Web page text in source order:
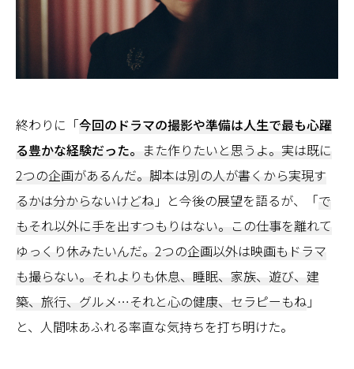
終わりに「今回のドラマの撮影や準備は人生で最も心躍
る豊かな経験だった。 また作りたいと思うよ。実は既に
2つの企画があるんだ。脚本は別の人が書くから実現す
るかは分からないけどね 」と今後の展望を語るが、「で
もそれ以外に手を出すつもりはない。この仕事を離れて
ゆっくり休みたいんだ。2つの企画以外は映画もドラマ
も撮らない。それよりも休息、睡眠、家族、遊び、建
築、旅行、グルメ…それと心の健康、セラピーもね 」
と、人間味あふれる率直な気持ちを打ち明けた。